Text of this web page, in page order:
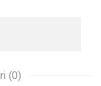
(0)